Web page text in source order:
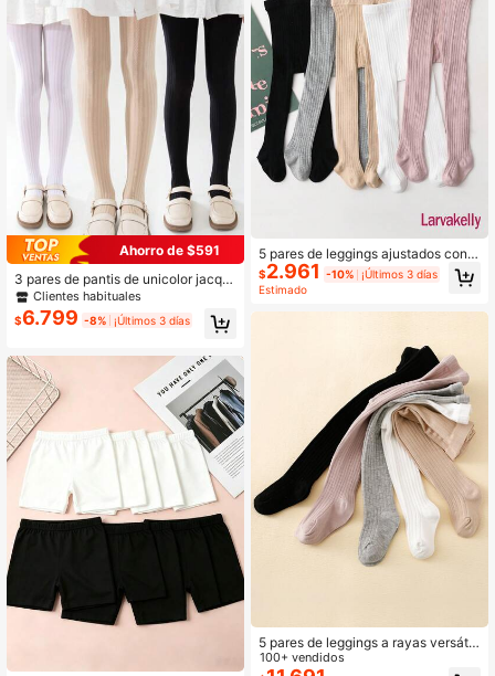
Ahorro de $591
3 pares de pantis de unicolor jacqu
ard, mallas elásticas para todas las
estaciones
Clientes habituales
$6.799 -8% ¡Últimos 3 días
5 pares de leggings ajustados con r
ayas verticales para niñas, mallas b
ásicas minimalistas para primavera/
temporada de regreso a la escuela
$2.961 -10% ¡Últimos 3 días
Estimado
5 pares de leggings a rayas versátil
es y sencillos para niñas, adecuado
100+ vendidos